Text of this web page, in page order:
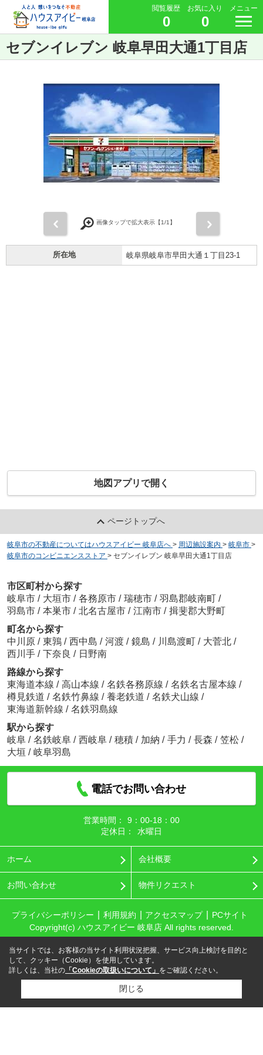
閲覧履歴
0
お気に入り
0
メニュー
セブンイレブン 岐阜早田大通1丁目店
画像タップで拡大表示【1/1】
所在地 岐阜県岐阜市早田大通１丁目23-1
地図アプリで開く
ページトップへ
岐阜市の不動産についてはハウスアイビー 岐阜店へ > 周辺施設案内 > 岐阜市 >
岐阜市のコンビニエンスストア > セブンイレブン 岐阜早田大通1丁目店
市区町村から探す
岐阜市 / 大垣市 / 各務原市 / 瑞穂市 / 羽島郡岐南町 /
羽島市 / 本巣市 / 北名古屋市 / 江南市 / 揖斐郡大野町
町名から探す
中川原 / 東鶉 / 西中島 / 河渡 / 鏡島 / 川島渡町 / 大菅北 /
西川手 / 下奈良 / 日野南
路線から探す
東海道本線 / 高山本線 / 名鉄各務原線 / 名鉄名古屋本線 /
樽見鉄道 / 名鉄竹鼻線 / 養老鉄道 / 名鉄犬山線 /
東海道新幹線 / 名鉄羽島線
駅から探す
岐阜 / 名鉄岐阜 / 西岐阜 / 穂積 / 加納 / 手力 / 長森 / 笠松 /
大垣 / 岐阜羽島
電話でお問い合わせ
営業時間：
9：00‐18：00
定休日：
水曜日
ホーム 会社概要
お問い合わせ 物件リクエスト
プライバシーポリシー 利用規約 アクセスマップ
PCサイト
Copyright(c) ハウスアイビー 岐阜店 All rights reserved.
当サイトでは、お客様の当サイト利用状況把握、サービス向上検討を目的と
して、クッキー（Cookie）を使用しています。
詳しくは、当社の 「Cookieの取扱いについて」 をご確認ください。
閉じる